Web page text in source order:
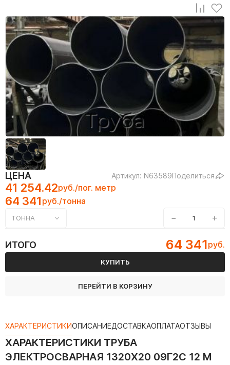
ЦЕНА Артикул: N63589Поделиться
41 254.42руб./пог. метр
64 341 руб./тонна
ТОННА − +
ИТОГО 64 341руб.
КУПИТЬ
ПЕРЕЙТИ В КОРЗИНУ
ХАРАКТЕРИСТИКИОПИСАНИЕДОСТАВКАОПЛАТАОТЗЫВЫ
ХАРАКТЕРИСТИКИ ТРУБА
ЭЛЕКТРОСВАРНАЯ 1320Х20 09Г2С 12 М